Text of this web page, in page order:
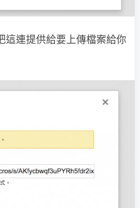
這連提供給要上傳檔案給你